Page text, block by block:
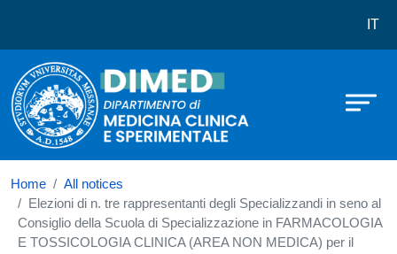
Dipartimento di Medicina Clinica e
IT
Home
All notices
Elezioni di n. tre rappresentanti degli Specializzandi in seno al
Consiglio della Scuola di Specializzazione in FARMACOLOGIA
E TOSSICOLOGIA CLINICA (AREA NON MEDICA) per il